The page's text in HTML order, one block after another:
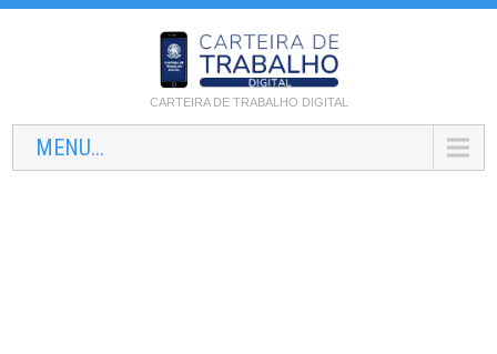
CARTEIRA DE TRABALHO DIGITAL
MENU...